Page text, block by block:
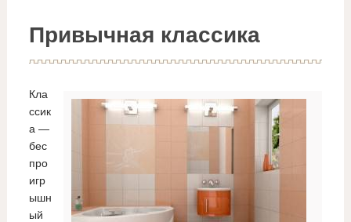
Привычная классика
Кла
ссик
а —
бес
про
игр
ышн
ый